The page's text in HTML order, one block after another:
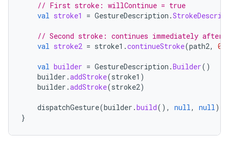
// First stroke: willContinue = true
val stroke1 = GestureDescription .
// Second stroke: continues immediately after
val stroke2 = stroke1 .continueStroke(path2, 0
val builder = GestureDescription .Builder()
builder .addStroke(stroke1 )
builder .addStroke(stroke2)
dispatchGesture(builder .build(), null, null)
}